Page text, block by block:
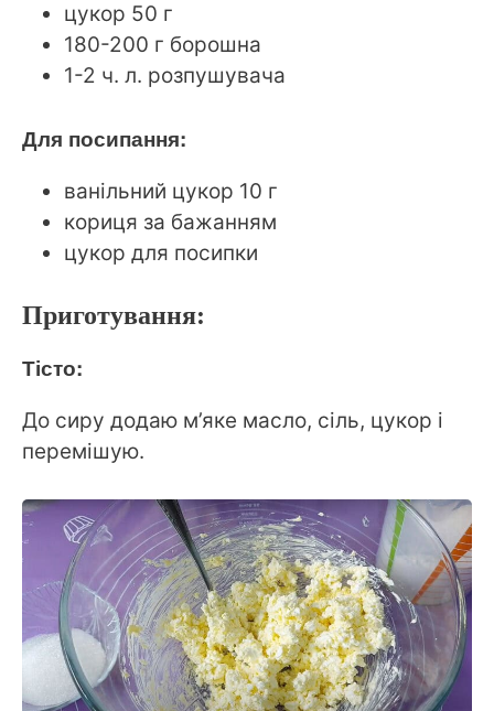
цукор 50 г
180-200 г борошна
1-2 ч. л. розпушувача
Для посипання:
ванільний цукор 10 г
кориця за бажанням
цукор для посипки
Приготування:
Тісто:
До сиру додаю м’яке масло, сіль, цукор і
перемішую.